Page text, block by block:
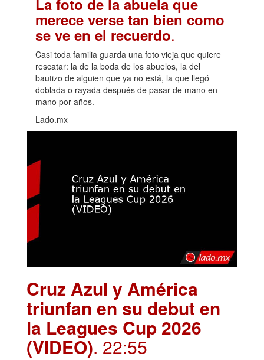
merece verse tan bien como
se ve en el recuerdo.
Casi toda familia guarda una foto vieja que quiere
rescatar: la de la boda de los abuelos, la del
bautizo de alguien que ya no está, la que llegó
doblada o rayada después de pasar de mano en
mano por años.
Lado.mx
Cruz Azul y América
triunfan en su debut en
la Leagues Cup 2026
(VIDEO). 22:55